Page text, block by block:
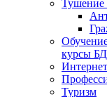
Тушение
курсы
Туризм